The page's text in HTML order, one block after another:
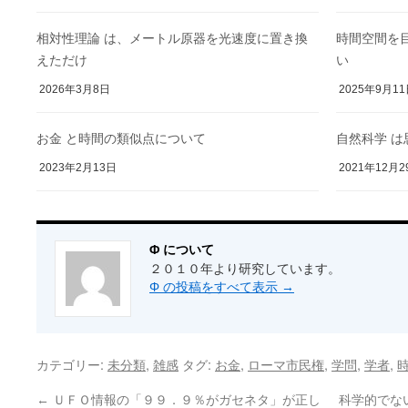
相対性理論 は、メートル原器を光速度に置き換
えただけ
2026年3月8日
時間空間を
い
2025年9月11
お金 と時間の類似点について
2023年2月13日
自然科学
2021年12月
Φ について
２０１０年より研究しています。
Φ の投稿をすべて表示 →
カテゴリー: 未分類, 雑感 タグ: お金, ローマ市民権, 学問, 学者,
←
ＵＦＯ情報の「９９．９％がガセネタ」が正し
科学的でな